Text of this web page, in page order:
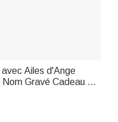
Ailes d'Ange
Gravé Cadeau de
d'Animal de